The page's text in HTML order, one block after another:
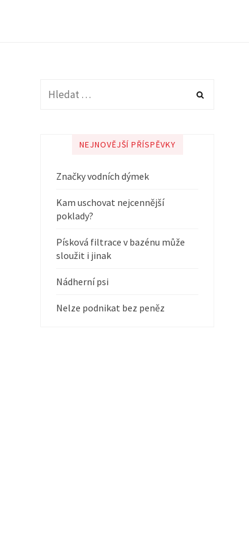
NEJNOVĚJŠÍ PŘÍSPĚVKY
Značky vodních dýmek
Kam uschovat nejcennější
poklady?
Písková filtrace v bazénu může
sloužit i jinak
Nádherní psi
Nelze podnikat bez peněz